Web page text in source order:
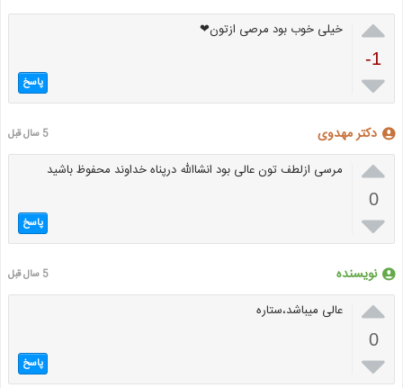

-1

خیلی خوب بود مرصی ازتون❤
پاسخ
دکتر مهدوی 5 سال قبل

0

مرسی ازلطف تون عالی بود انشاالله درپناه خداوند محفوظ باشید
پاسخ
نویسنده 5 سال قبل

0

عالی میباشد،ستاره
پاسخ